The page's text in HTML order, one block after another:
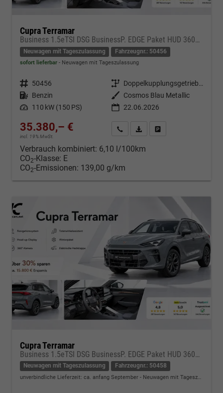
Cupra Terramar
Business 1.5eTSI DSG BusinessP. EDGE Paket HUD 360Cam- DIGITAL DRIVE - INTELLIGENT L Gepäcktrennnetz
Neuwagen mit Tageszulassung Fahrzeugnr.: 50456
sofort lieferbar Neuwagen mit Tageszulassung
Fahrzeugnr. 50456 Getriebe
Doppelkupplungsgetriebe (DSG)
Kraftstoff Benzin Außenfarbe
Cosmos Blau Metallic
Leistung 110 kW (150 PS) 22.06.2026
35.380,– €
incl. 19% MwSt.
Kontakt & Angebot anfordern
PDF-Datei, Fahrzeugexposé
Verbrauch kombiniert: 6,10 l/100km
CO2-Klasse: E
CO2-Emissionen: 139,00 g/km
Cupra Terramar
Business 1.5eTSI DSG BusinessP. EDGE Paket HUD 360Cam- DIGITAL DRIVE - INTELLIGENT L Gepäcktrennnetz
Neuwagen mit Tageszulassung Fahrzeugnr.: 50458
unverbindliche Lieferzeit: ca. anfang September Neuwagen mit Tageszulassung